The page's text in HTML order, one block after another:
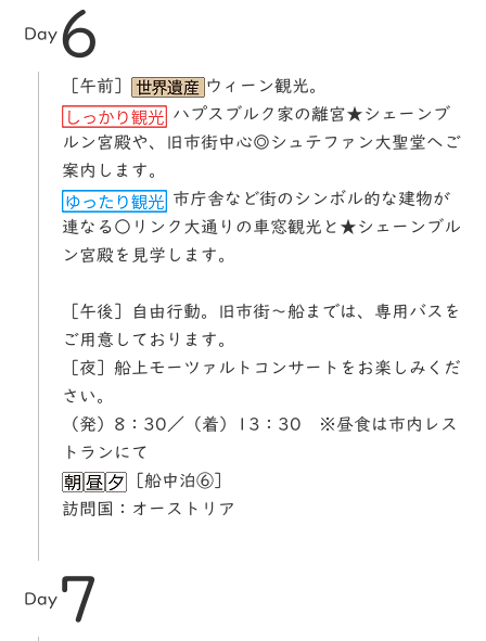
Day 6
［午前］
ウィーン観光。
ハプスブルク家の離宮★シェーンブ
ルン宮殿や、旧市街中心◎シュテファン大聖堂へご
案内します。
市庁舎など街のシンボル的な建物が
連なる○リンク大通りの車窓観光と★シェーンブル
ン宮殿を見学します。
［午後］自由行動。旧市街～船までは、専用バスを
ご用意しております。
［夜］船上モーツァルトコンサートをお楽しみくだ
さい。
（発）8：30／（着）13：30 ※昼食は市内レス
トランにて
［船中泊⑥］
訪問国：オーストリア
Day 7